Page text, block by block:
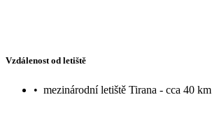
Vzdálenost od letiště
• mezinárodní letiště Tirana - cca 40 km